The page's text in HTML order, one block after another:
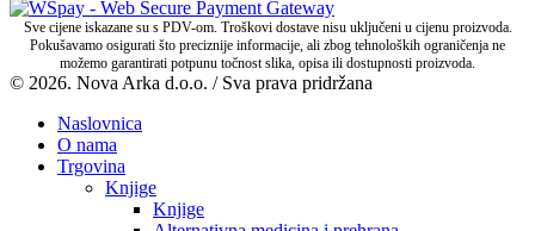
Sve cijene iskazane su s PDV-om. Troškovi dostave nisu uključeni u cijenu proizvoda.
Pokušavamo osigurati što preciznije informacije, ali zbog tehnoloških ograničenja ne
možemo garantirati potpunu točnost slika, opisa ili dostupnosti proizvoda.
© 2026. Nova Arka d.o.o. / Sva prava pridržana
Naslovnica
O nama
Trgovina
Knjige
Knjige